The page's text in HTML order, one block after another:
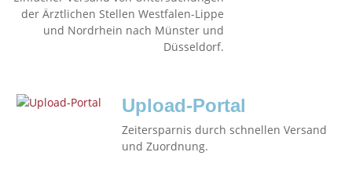
der Ärztlichen Stellen Westfalen-Lippe
und Nordrhein nach Münster und
Düsseldorf.
Upload-Portal
Zeitersparnis durch schnellen Versand
und Zuordnung.